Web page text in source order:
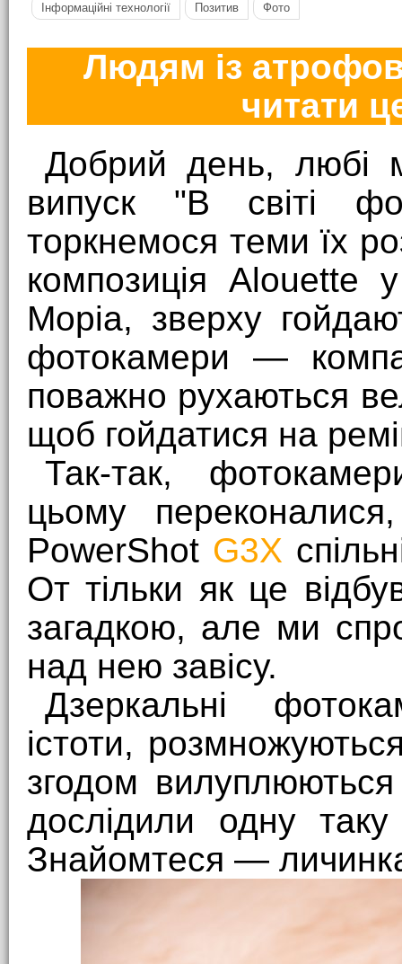
Інформаційні технології
Позитив Фото
Людям із
читати
Добрий день, любі
випуск "В світі
торкнемося теми їх
композиція Alouette
Моріа, зверху
фотокамери —
поважно рухаються
щоб гойдатися на
Так-так,
цьому
PowerShot G3X
От тільки як це
загадкою, але ми
над нею завісу.
Дзеркальні
істоти,
згодом
дослідили одну
Знайомтеся —